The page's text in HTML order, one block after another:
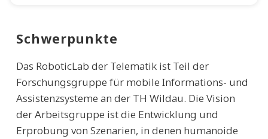
Schwerpunkte
Das RoboticLab der Telematik ist Teil der
Forschungsgruppe für mobile Informations- und
Assistenzsysteme an der TH Wildau. Die Vision
der Arbeitsgruppe ist die Entwicklung und
Erprobung von Szenarien, in denen humanoide